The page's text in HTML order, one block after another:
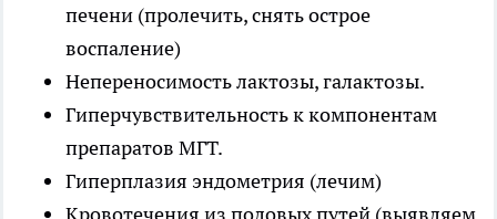
печени (пролечить, снять острое
воспаление)
Непереносимость лактозы, галактозы.
Гиперчувствительность к компонентам
препаратов МГТ.
Гиперплазия эндометрия (лечим)
Кровотечения из половых путей (выявляем